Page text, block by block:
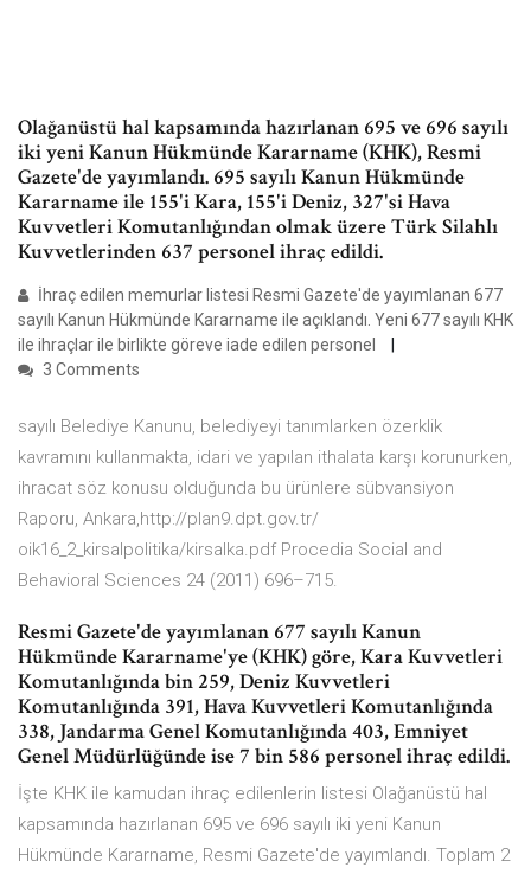
Olağanüstü hal kapsamında hazırlanan 695 ve 696 sayılı
iki yeni Kanun Hükmünde Kararname (KHK), Resmi
Gazete'de yayımlandı. 695 sayılı Kanun Hükmünde
Kararname ile 155'i Kara, 155'i Deniz, 327'si Hava
Kuvvetleri Komutanlığından olmak üzere Türk Silahlı
Kuvvetlerinden 637 personel ihraç edildi.
İhraç edilen memurlar listesi Resmi Gazete'de yayımlanan 677
sayılı Kanun Hükmünde Kararname ile açıklandı. Yeni 677 sayılı KHK
ile ihraçlar ile birlikte göreve iade edilen personel
3 Comments
sayılı Belediye Kanunu, belediyeyi tanımlarken özerklik
kavramını kullanmakta, idari ve yapılan ithalata karşı korunurken,
ihracat söz konusu olduğunda bu ürünlere sübvansiyon
Raporu, Ankara,http://plan9.dpt.gov.tr/
oik16_2_kirsalpolitika/kirsalka.pdf Procedia Social and
Behavioral Sciences 24 (2011) 696–715.
Resmi Gazete'de yayımlanan 677 sayılı Kanun
Hükmünde Kararname'ye (KHK) göre, Kara Kuvvetleri
Komutanlığında bin 259, Deniz Kuvvetleri
Komutanlığında 391, Hava Kuvvetleri Komutanlığında
338, Jandarma Genel Komutanlığında 403, Emniyet
Genel Müdürlüğünde ise 7 bin 586 personel ihraç edildi.
İşte KHK ile kamudan ihraç edilenlerin listesi Olağanüstü hal
kapsamında hazırlanan 695 ve 696 sayılı iki yeni Kanun
Hükmünde Kararname, Resmi Gazete'de yayımlandı. Toplam 2